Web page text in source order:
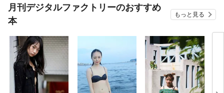
月刊デジタルファクトリーのおすすめ
本
もっと見る